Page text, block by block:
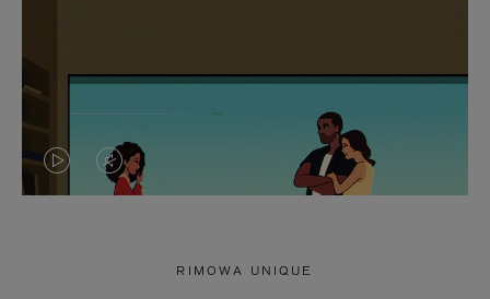
LA LE
RIMOWA UNIQUE